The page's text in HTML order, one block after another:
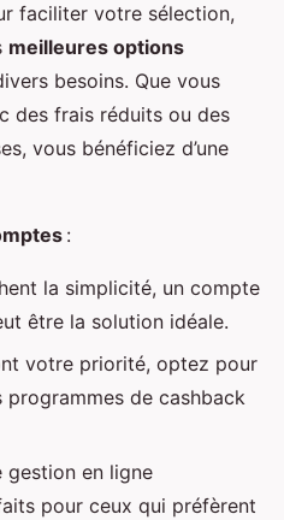
faciliter votre sélection,
meilleures options
besoins. Que vous
des frais réduits ou des
vous bénéficiez d’une
:
la simplicité, un compte
être la solution idéale.
votre priorité, optez pour
de cashback
gestion en ligne
pour ceux qui préfèrent